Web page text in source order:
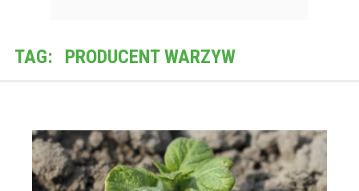
TAG: PRODUCENT WARZYW